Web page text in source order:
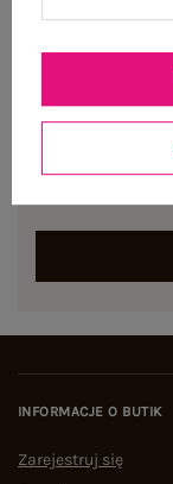
Zapisz się do
INFORMACJE O BUTIK
Zarejestruj się